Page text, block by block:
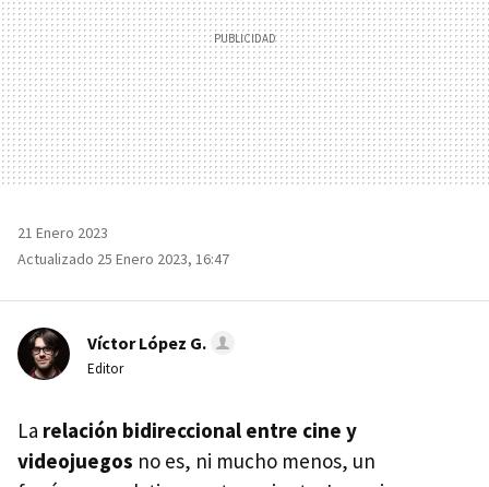
21 Enero 2023
Actualizado 25 Enero 2023, 16:47
Víctor López G.
Editor
La relación bidireccional entre cine y
videojuegos no es, ni mucho menos, un